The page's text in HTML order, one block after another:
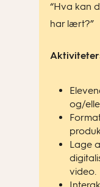
“Hva kan
har lært?”
og/
Lage
video.